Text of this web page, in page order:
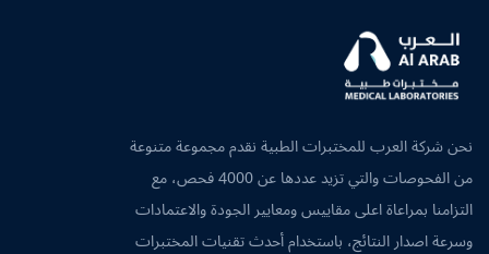
نحن شركة العرب للمختبرات الطبية نقدم مجموعة متنوعة
من الفحوصات والتي تزيد عددها عن 4000 فحص، مع
التزامنا بمراعاة اعلى مقاييس ومعايير الجودة والاعتمادات
وسرعة اصدار النتائج، باستخدام أحدث تقنيات المختبرات